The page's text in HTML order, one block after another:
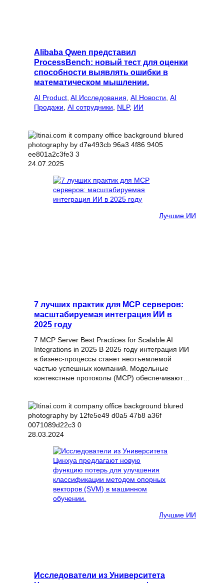
Alibaba Qwen представил
ProcessBench: новый тест для оценки
способности выявлять ошибки в
математическом мышлении.
AI Product AI Исследования AI Новости AI
Продажи AI сотрудники NLP, ИИ
24.07.2025
Лучшие ИИ
7 лучших практик для MCP серверов:
масштабируемая интеграция ИИ в
2025 году
7 MCP Server Best Practices for Scalable AI
Integrations in 2025 В 2025 году интеграция ИИ
в бизнес-процессы станет неотъемлемой
частью успешных компаний. Модельные
контекстные протоколы (MCP) обеспечивают…
28.03.2024
Лучшие ИИ
Исследователи из Университета